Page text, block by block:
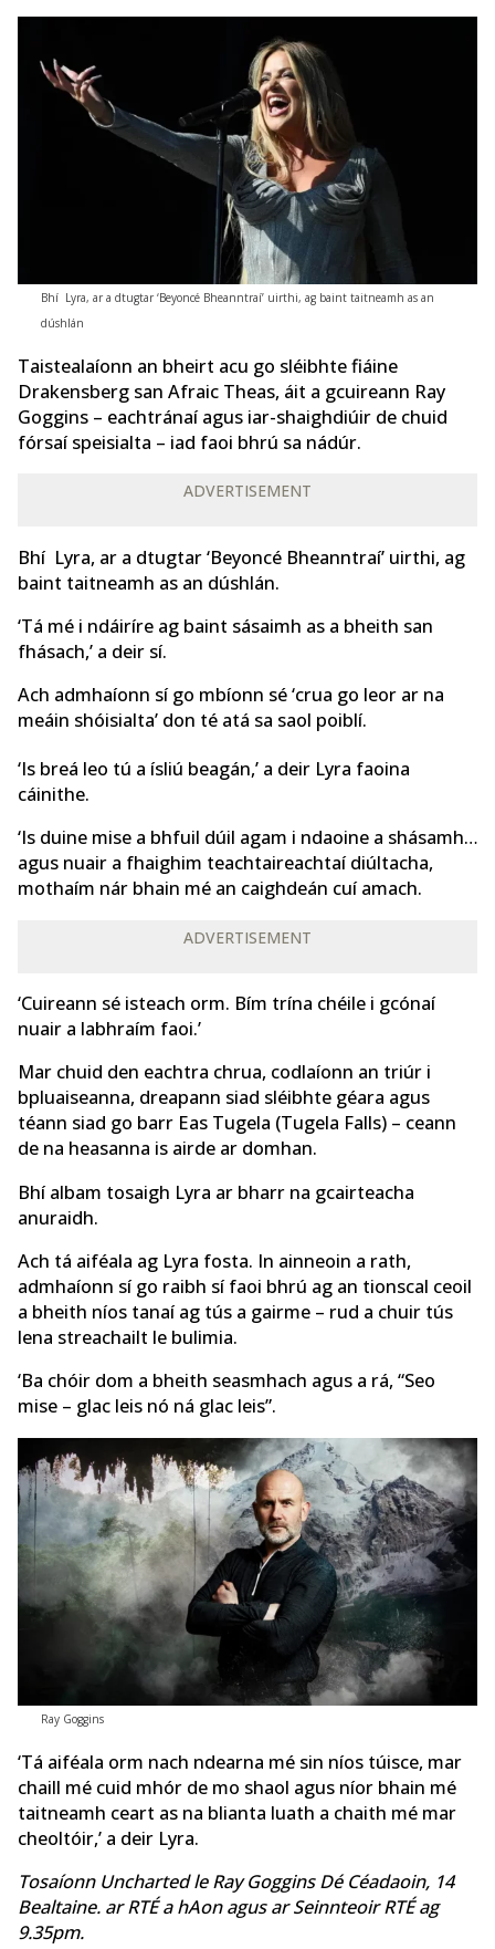
Bhí Lyra, ar a dtugtar ‘Beyoncé Bheanntraí’ uirthi, ag baint taitneamh as an
dúshlán
Taistealaíonn an bheirt acu go sléibhte fiáine
Drakensberg san Afraic Theas, áit a gcuireann Ray
Goggins – eachtránaí agus iar-shaighdiúir de chuid
fórsaí speisialta – iad faoi bhrú sa nádúr.
ADVERTISEMENT
Bhí Lyra, ar a dtugtar ‘Beyoncé Bheanntraí’ uirthi, ag
baint taitneamh as an dúshlán.
‘Tá mé i ndáiríre ag baint sásaimh as a bheith san
fhásach,’ a deir sí.
Ach admhaíonn sí go mbíonn sé ‘crua go leor ar na
meáin shóisialta’ don té atá sa saol poiblí.
‘Is breá leo tú a ísliú beagán,’ a deir Lyra faoina
cáinithe.
‘Is duine mise a bhfuil dúil agam i ndaoine a shásamh…
agus nuair a fhaighim teachtaireachtaí diúltacha,
mothaím nár bhain mé an caighdeán cuí amach.
ADVERTISEMENT
‘Cuireann sé isteach orm. Bím trína chéile i gcónaí
nuair a labhraím faoi.’
Mar chuid den eachtra chrua, codlaíonn an triúr i
bpluaiseanna, dreapann siad sléibhte géara agus
téann siad go barr Eas Tugela (Tugela Falls) – ceann
de na heasanna is airde ar domhan.
Bhí albam tosaigh Lyra ar bharr na gcairteacha
anuraidh.
Ach tá aiféala ag Lyra fosta. In ainneoin a rath,
admhaíonn sí go raibh sí faoi bhrú ag an tionscal ceoil
a bheith níos tanaí ag tús a gairme – rud a chuir tús
lena streachailt le bulimia.
‘Ba chóir dom a bheith seasmhach agus a rá, “Seo
mise – glac leis nó ná glac leis”.
Ray Goggins
‘Tá aiféala orm nach ndearna mé sin níos túisce, mar
chaill mé cuid mhór de mo shaol agus níor bhain mé
taitneamh ceart as na blianta luath a chaith mé mar
cheoltóir,’ a deir Lyra.
Tosaíonn Uncharted le Ray Goggins Dé Céadaoin, 14
Bealtaine. ar RTÉ a hAon agus ar Seinnteoir RTÉ ag
9.35pm.